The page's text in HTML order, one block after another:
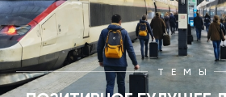
ТЕМЫ